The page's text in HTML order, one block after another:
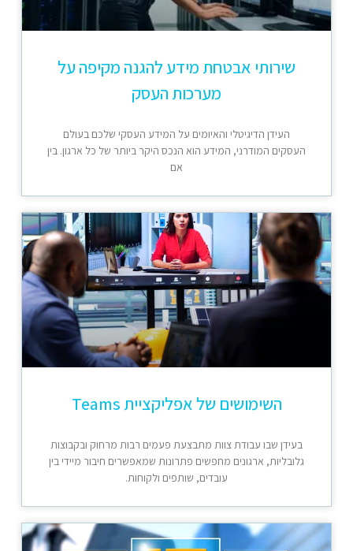
שירותי אבטחת מידע להגנה מקיפה על
מערכות העסק
העידן הדיגיטלי והאיומים על המידע העסקי שלכם בעולם
העסקים המודרני, המידע הוא הנכס היקר ביותר של כל ארגון. בין
אם
השימושים של אפליקציית Teams
בעידן שבו עבודת צוות מתבצעת פעמים רבות מרחוק ובקבוצות
גלובליות, ארגונים מחפשים פתרונות שמאפשרים חיבור מיידי בין
עובדים, שותפים ולקוחות.